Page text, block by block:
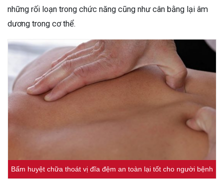
những rối loạn trong chức năng cũng như cân bằng lại âm
dương trong cơ thể.
Bấm huyệt chữa thoát vị đĩa đệm an toàn lại tốt cho người bệnh